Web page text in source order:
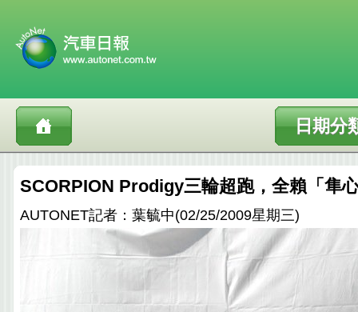
日期分
SCORPION Prodigy三輪超跑，全賴「隼
AUTONET記者：葉毓中(02/25/2009星期三)